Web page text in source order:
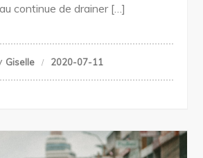
continue de drainer […]
Giselle 2020-07-11